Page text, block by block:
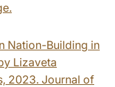
Nation-Building in
Lizaveta
2023. Journal of